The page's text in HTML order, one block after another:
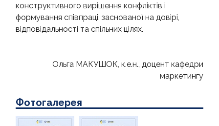
конструктивного вирішення конфліктів і
формування співпраці, заснованої на довірі,
відповідальності та спільних цілях.
Ольга МАКУШОК, к.е.н., доцент кафедри
маркетингу
Фотогалерея